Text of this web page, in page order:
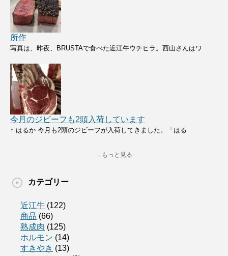
所作
写真は、昨夜、BRUSTAで食べた近江牛ウチヒラ。西山さんはワ
今月のジビーフも2頭入荷しています
↑ はるか 今月も2頭のジビーフが入荷してきました。「はる
→もっと見る
カテゴリー
近江牛 (122)
商品 (66)
熟成肉 (125)
ホルモン (14)
すきやき (13)